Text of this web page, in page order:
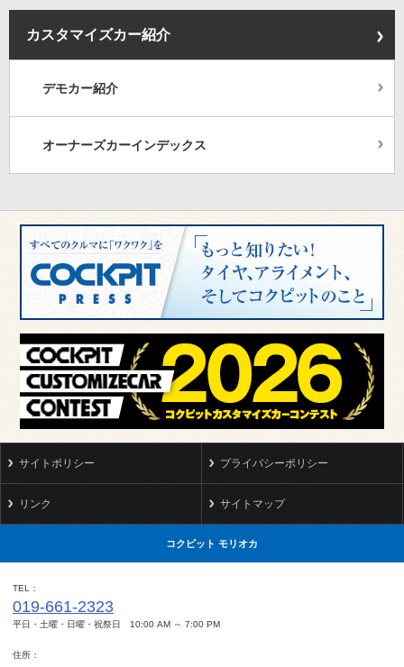
カスタマイズカー紹介
デモカー紹介
オーナーズカーインデックス
サイトポリシー プライバシーポリシー
リンク サイトマップ
コクピット モリオカ
TEL
019-661-2323
平日・土曜・日曜・祝祭日 10:00 AM ～ 7:00 PM
住所